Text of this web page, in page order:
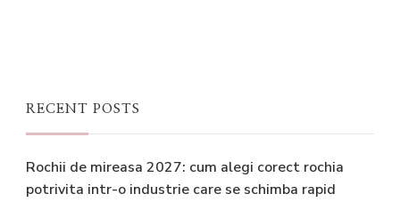
RECENT POSTS
Rochii de mireasa 2027: cum alegi corect rochia
potrivita intr-o industrie care se schimba rapid